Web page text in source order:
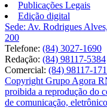
Publicações Legais
Edição digital
Sede: Av. Rodrigues
200
Telefone: (84) 3027-1690
Redação: (84) 98117-5384
Comercial: (84) 98117-
Copyright Grupo Agora
proibida a reprodução do
de comunicação,